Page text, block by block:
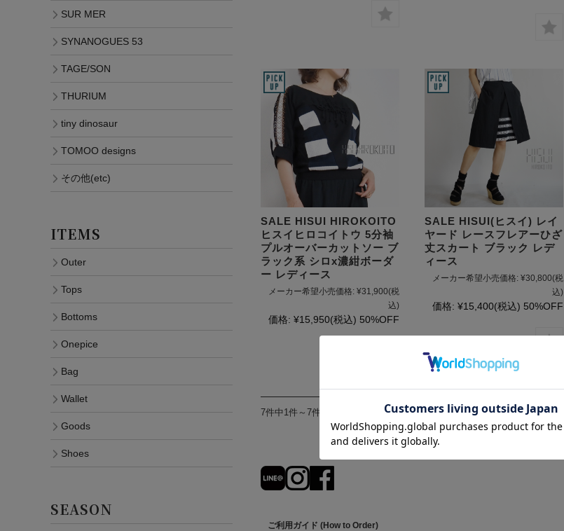
REN
sosotto
Squady
SUR MER
SYNANOGUE
S 53
TAGE/SON
THURIUM
tiny dinosaur
designs
その他(etc)
SALE HISUI HIROKOITO
ヒスイヒロコイトウ 5分袖
プルオーバーカットソー ブ
ラック系 シロx濃紺ボーダ
ー レディース
メーカー希望小売価格: ¥31,900(税
込)
価格: ¥15,950(税込) 50%OFF
SALE HISUI(ヒスイ) レイ
ヤード レースフレアーひざ
丈スカート ブラック レデ
ィース
メーカー希望小売価格: ¥30,800(税
込)
価格: ¥15,400(税込) 50%OFF
7件中1件～7件を表示
ご利用ガイド (How to Order)
SUR MER
SYNANOGUES 53
TAGE/SON
THURIUM
tiny dinosaur
TOMOO designs
その他(etc)
ITEMS
Outer
Tops
Bottoms
Onepice
Bag
Wallet
Goods
Shoes
SEASON